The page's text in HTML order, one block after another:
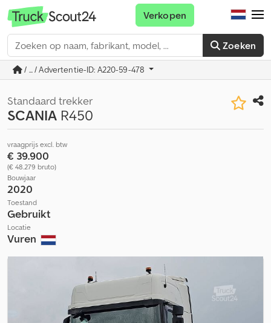
Zoeken
Verkopen
/ ... / Advertentie-ID: A220-59-478
Standaard trekker
SCANIA R450
vraagprijs excl. btw
€ 39.900
(€ 48.279 bruto)
Bouwjaar
2020
Toestand
Gebruikt
Locatie
Vuren